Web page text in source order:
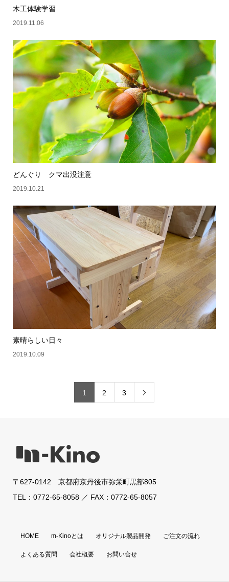
木工体験学習
2019.11.06
どんぐり クマ出没注意
2019.10.21
素晴らしい日々
2019.10.09
1 2 3 
〒627-0142 京都府京丹後市弥栄町黒部805
TEL：0772-65-8058 ／ FAX：0772-65-8057
HOME m-Kinoとは オリジナル製品開発 ご注文の流れ
よくある質問 会社概要 お問い合せ